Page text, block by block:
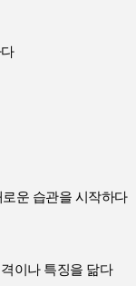
운 습관을 시작하다
이나 특징을 닮다